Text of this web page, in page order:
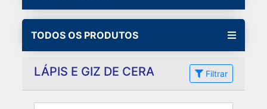
TODOS OS PRODUTOS
LÁPIS E GIZ DE CERA Filtrar